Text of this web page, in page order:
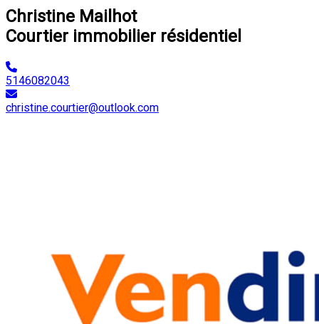
Christine Mailhot
Courtier immobilier résidentiel
5146082043
christine.courtier@outlook.com